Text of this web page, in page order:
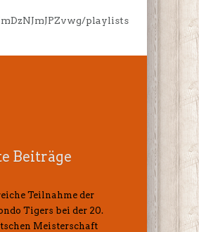
playlists
Beiträge
Teilnahme der
Tigers bei der 20.
Meisterschaft